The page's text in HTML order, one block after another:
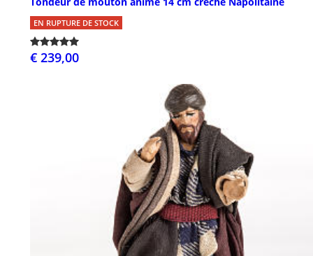
EN RUPTURE DE STOCK
€ 239,00